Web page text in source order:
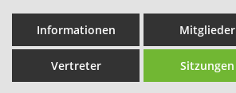
Informationen Mitglieder
Vertreter Sitzungen